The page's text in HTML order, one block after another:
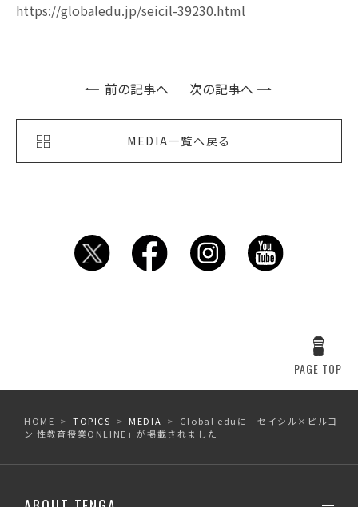
https://globaledu.jp/seicil-39230.html
前の記事へ 次の記事へ
MEDIA一覧へ戻る
PAGE TOP
HOME TOPICS MEDIA
Global eduに「セイシル×ピルコ
ン 性教育授業ONLINE」が掲載されました